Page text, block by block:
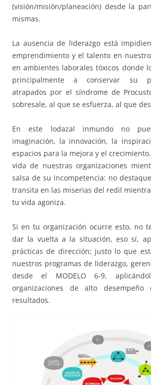
(visión/misión/planeación) desde la
mismas.
La ausencia de liderazgo está
emprendimiento y el talento en
en ambientes laborales tóxicos donde
principalmente a conservar su
atrapados por el síndrome de
sobresale, al que se esfuerza, al que
En este lodazal inmundo no
imaginación, la innovación, la
espacios para la mejora y el
vida de nuestras organizaciones
salsa de su incompetencia: no
transita en las miserias del redil
tu vida agoniza.
Si en tu organización ocurre esto, no
dar la vuelta a la situación, eso sí,
prácticas de dirección; justo lo que
nuestros programas de liderazgo,
desde el MODELO 6-9,
organizaciones de alto desempeño
resultados.